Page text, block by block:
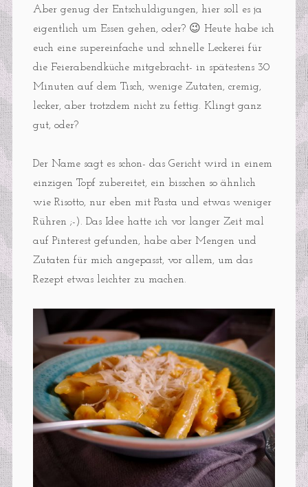
Aber genug der Entschuldigungen, hier soll es ja
eigentlich um Essen gehen, oder? 😉 Heute habe ich
euch eine supereinfache und schnelle Leckerei für
die Feierabendküche mitgebracht- in spätestens 30
Minuten auf dem Tisch, wenige Zutaten, cremig,
lecker, aber trotzdem nicht zu fettig. Klingt ganz
gut, oder?
Der Name sagt es schon- das Gericht wird in einem
einzigen Topf zubereitet, ein bisschen so ähnlich
wie Risotto, nur eben mit Pasta und etwas weniger
Rühren ;-). Das Idee hatte ich vor langer Zeit mal
auf Pinterest gefunden, habe aber Mengen und
Zutaten für mich angepasst, vor allem, um das
Rezept etwas leichter zu machen.